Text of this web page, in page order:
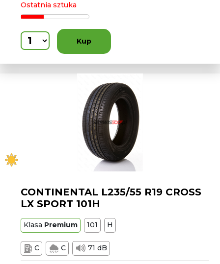
Ostatnia sztuka
Kup
CONTINENTAL L235/55 R19 CROSS
LX SPORT 101H
Klasa Premium 101 H
C C 71 dB